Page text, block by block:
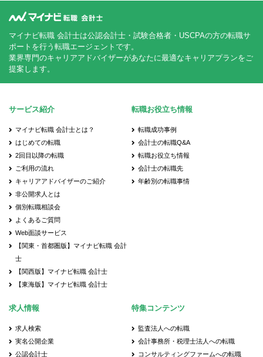
マイナビ転職 会計士は公認会計士・試験合格者・USCPAの方の転職サ
ポートを行う転職エージェントです。
業界専門のキャリアアドバイザーがあなたに最適なキャリアプランをご
提案します。
サービス紹介
マイナビ転職 会計士とは？
はじめての転職
2回目以降の転職
ご利用の流れ
キャリアアドバイザーのご紹介
非公開求人とは
個別転職相談会
よくあるご質問
Web面談サービス
【関東・首都圏版】マイナビ転職 会計
士
【関西版】マイナビ転職 会計士
【東海版】マイナビ転職 会計士
転職お役立ち情報
転職成功事例
会計士の転職Q&A
転職お役立ち情報
会計士の転職先
年齢別の転職事情
求人情報
求人検索
実名公開企業
公認会計士
特集コンテンツ
監査法人への転職
会計事務所・税理士法人への転職
コンサルティングファームへの転職